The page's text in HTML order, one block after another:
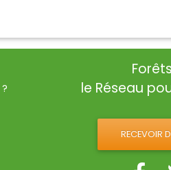
le Réseau
RECEVOIR